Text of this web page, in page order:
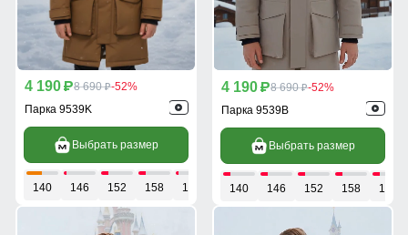
4 190 p8 690 p-52%
Парка 9539K
Выбрать размер
140 146 152 158 164
4 190 p8 690 p-52%
Парка 9539B
Выбрать размер
140 146 152 158 164